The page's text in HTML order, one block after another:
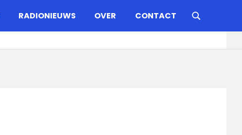
RADIONIEUWS OVER CONTACT